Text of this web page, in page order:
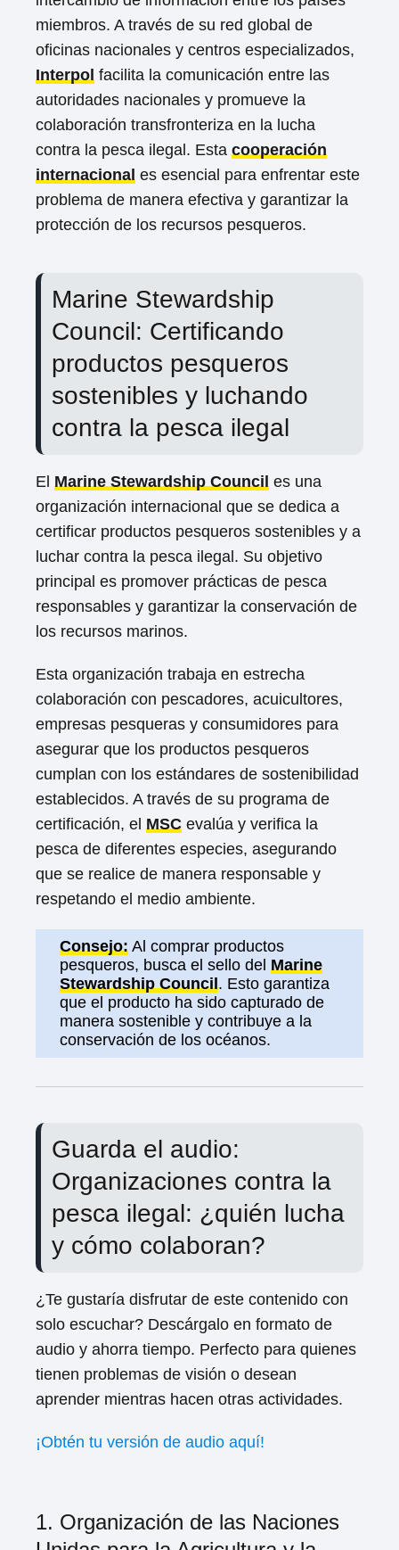
miembros. A través de su red global de
oficinas nacionales y centros especializados,
Interpol facilita la comunicación entre las
autoridades nacionales y promueve la
colaboración transfronteriza en la lucha
contra la pesca ilegal. Esta cooperación
internacional es esencial para enfrentar este
problema de manera efectiva y garantizar la
protección de los recursos pesqueros.
Marine Stewardship
Council: Certificando
productos pesqueros
sostenibles y luchando
contra la pesca ilegal
El Marine Stewardship Council es una
organización internacional que se dedica a
certificar productos pesqueros sostenibles y a
luchar contra la pesca ilegal. Su objetivo
principal es promover prácticas de pesca
responsables y garantizar la conservación de
los recursos marinos.
Esta organización trabaja en estrecha
colaboración con pescadores, acuicultores,
empresas pesqueras y consumidores para
asegurar que los productos pesqueros
cumplan con los estándares de sostenibilidad
establecidos. A través de su programa de
certificación, el MSC evalúa y verifica la
pesca de diferentes especies, asegurando
que se realice de manera responsable y
respetando el medio ambiente.
Consejo: Al comprar productos
pesqueros, busca el sello del Marine
Stewardship Council. Esto garantiza
que el producto ha sido capturado de
manera sostenible y contribuye a la
conservación de los océanos.
Guarda el audio:
Organizaciones contra la
pesca ilegal: ¿quién lucha
y cómo colaboran?
¿Te gustaría disfrutar de este contenido con
solo escuchar? Descárgalo en formato de
audio y ahorra tiempo. Perfecto para quienes
tienen problemas de visión o desean
aprender mientras hacen otras actividades.
¡Obtén tu versión de audio aquí!
1. Organización de las Naciones